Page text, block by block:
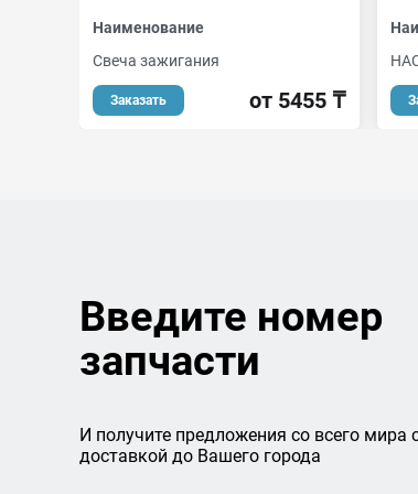
Наименование
Свеча зажигания
Заказать от 5455 ₸
Введите номер
запчасти
И получите предложения со всего мира
доставкой до Вашего города